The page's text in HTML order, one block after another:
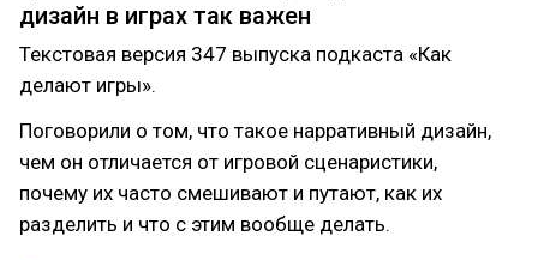
дизайн в играх так важен
Текстовая версия 347 выпуска подкаста «Как
делают игры».
Поговорили о том, что такое нарративный дизайн,
чем он отличается от игровой сценаристики,
почему их часто смешивают и путают, как их
разделить и что с этим вообще делать.